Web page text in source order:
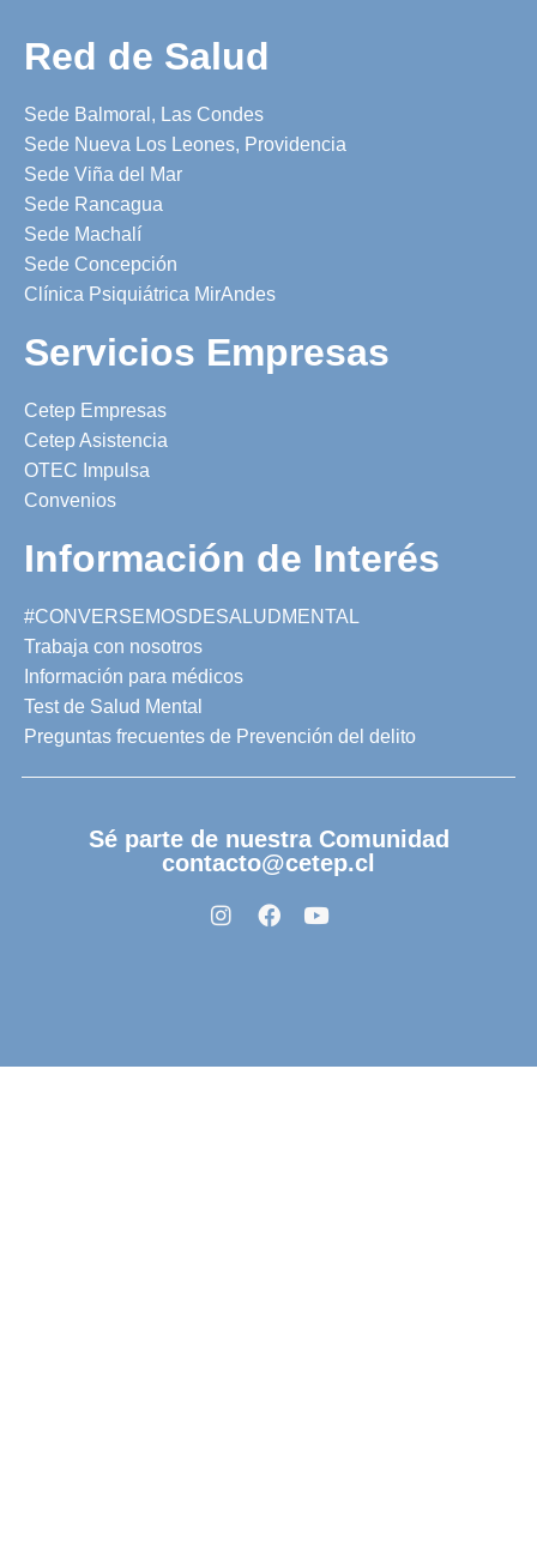
Red de Salud
Sede Balmoral, Las Condes
Sede Nueva Los Leones, Providencia
Sede Viña del Mar
Sede Rancagua
Sede Machalí
Sede Concepción
Clínica Psiquiátrica MirAndes
Servicios Empresas
Cetep Empresas
Cetep Asistencia
OTEC Impulsa
Convenios
Información de Interés
#CONVERSEMOSDESALUDMENTAL
Trabaja con nosotros
Información para médicos
Test de Salud Mental
Preguntas frecuentes de Prevención del delito
Sé parte de nuestra Comunidad
contacto@cetep.cl